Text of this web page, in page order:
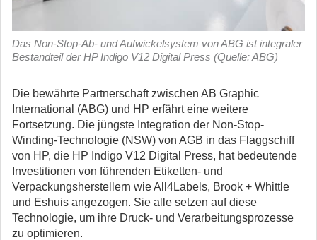
Das Non-Stop-Ab- und Aufwickelsystem von ABG ist integraler
Bestandteil der HP Indigo V12 Digital Press (Quelle: ABG)
Die bewährte Partnerschaft zwischen AB Graphic
International (ABG) und HP erfährt eine weitere
Fortsetzung. Die jüngste Integration der Non-Stop-
Winding-Technologie (NSW) von AGB in das Flaggschiff
von HP, die HP Indigo V12 Digital Press, hat bedeutende
Investitionen von führenden Etiketten- und
Verpackungsherstellern wie All4Labels, Brook + Whittle
und Eshuis angezogen. Sie alle setzen auf diese
Technologie, um ihre Druck- und Verarbeitungsprozesse
zu optimieren.